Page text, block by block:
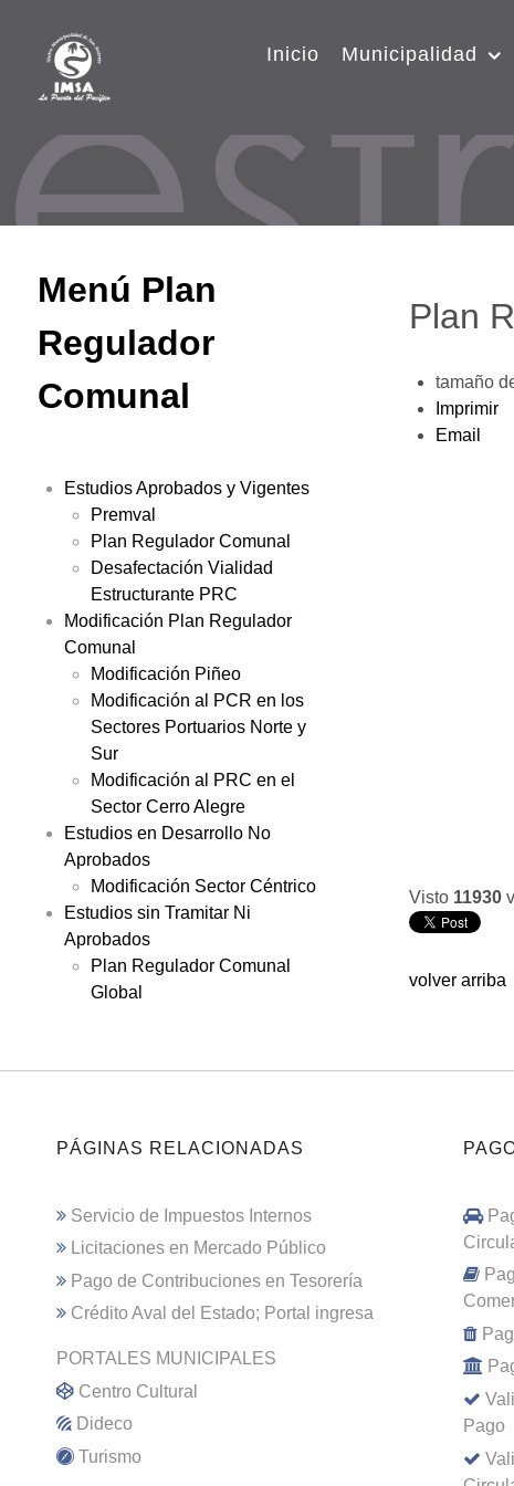
Inicio Municipalidad
Menú Plan
Regulador
Comunal
Estudios Aprobados y Vigentes
Premval
Plan Regulador Comunal
Desafectación Vialidad
Estructurante PRC
Modificación Plan Regulador
Comunal
Modificación Piñeo
Modificación al PCR en los
Sectores Portuarios Norte y
Sur
Modificación al PRC en el
Sector Cerro Alegre
Estudios en Desarrollo No
Aprobados
Modificación Sector Céntrico
Estudios sin Tramitar Ni
Aprobados
Plan Regulador Comunal
Global
Plan
tamaño
Imprimir
Email
Visto 11930
volver arriba
PÁGINAS RELACIONADAS
Servicio de Impuestos Internos
Licitaciones en Mercado Público
Pago de Contribuciones en Tesorería
Crédito Aval del Estado; Portal ingresa
PORTALES MUNICIPALES
Centro Cultural
Dideco
Turismo
Pago